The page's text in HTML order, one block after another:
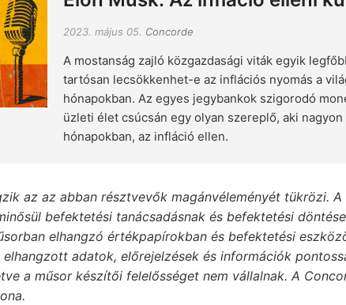
2023. május 05. Concorde
A mostanság zajló közgazdasági viták egyik
tartósan lecsökkenhet-e az inflációs nyomás a
hónapokban. Az egyes jegybankok szigorodó
üzleti élet csúcsán egy olyan szereplő, aki
hónapokban, az infláció ellen.
az az abban résztvevők magánvéleményét tükrözi.
befektetési tanácsadásnak és befektetési
elhangzó értékpapírokban és befektetési
adatok, előrejelzések és információk
a műsor készítői felelősséget nem vállalnak. A